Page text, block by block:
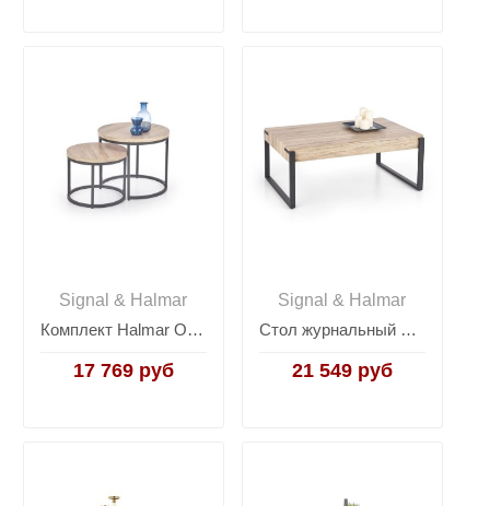
Signal & Halmar
Комплект Halmar OREO 2 стола журнальных (дуб сан ремо/черный)
17 769 руб
Signal & Halmar
Стол журнальный Halmar CAPRI (дуб сан ремо/черный)
21 549 руб